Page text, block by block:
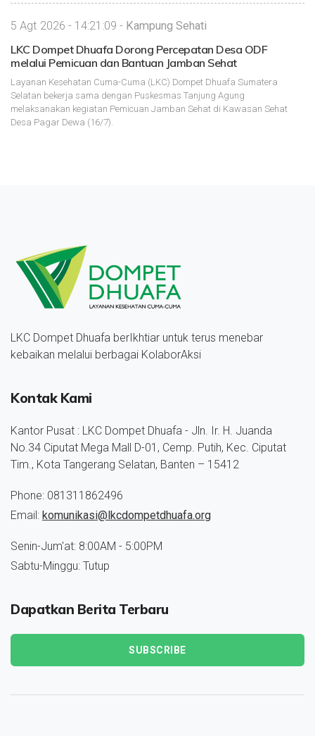
5 Agt 2026 - 14:21:09 - Kampung Sehati
LKC Dompet Dhuafa Dorong Percepatan Desa ODF
melalui Pemicuan dan Bantuan Jamban Sehat
Layanan Kesehatan Cuma-Cuma (LKC) Dompet Dhuafa Sumatera
Selatan bekerja sama dengan Puskesmas Tanjung Agung
melaksanakan kegiatan Pemicuan Jamban Sehat di Kawasan Sehat
Desa Pagar Dewa (16/7).
LKC Dompet Dhuafa berIkhtiar untuk terus menebar
kebaikan melalui berbagai KolaborAksi
Kontak Kami
Kantor Pusat : LKC Dompet Dhuafa - Jln. Ir. H. Juanda
No.34 Ciputat Mega Mall D-01, Cemp. Putih, Kec. Ciputat
Tim., Kota Tangerang Selatan, Banten – 15412
Phone: 081311862496
Email: komunikasi@lkcdompetdhuafa.org
Senin-Jum'at: 8:00AM - 5:00PM
Sabtu-Minggu: Tutup
Dapatkan Berita Terbaru
SUBSCRIBE